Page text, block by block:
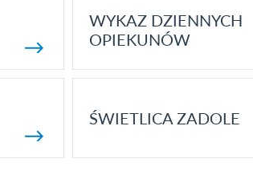
WYKAZ DZIENNYCH
OPIEKUNÓW
ŚWIETLICA ZADOLE